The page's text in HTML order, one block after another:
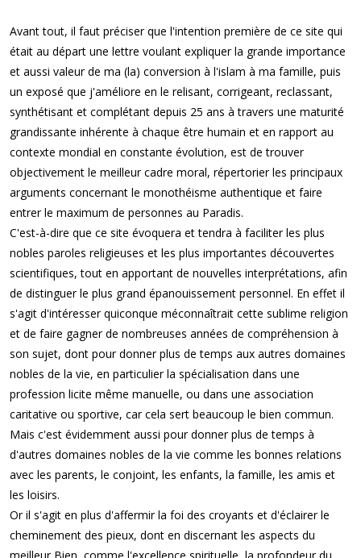
Avant tout, il faut préciser que l'intention première de ce site qui
était au départ une lettre voulant expliquer la grande importance
et aussi valeur de ma (la) conversion à l'islam à ma famille, puis
un exposé que j'améliore en le relisant, corrigeant, reclassant,
synthétisant et complétant depuis 25 ans à travers une maturité
grandissante inhérente à chaque être humain et en rapport au
contexte mondial en constante évolution, est de trouver
objectivement le meilleur cadre moral, répertorier les principaux
arguments concernant le monothéisme authentique et faire
entrer le maximum de personnes au Paradis.
C'est-à-dire que ce site évoquera et tendra à faciliter les plus
nobles paroles religieuses et les plus importantes découvertes
scientifiques, tout en apportant de nouvelles interprétations, afin
de distinguer le plus grand épanouissement personnel. En effet il
s'agit d'intéresser quiconque méconnaîtrait cette sublime religion
et de faire gagner de nombreuses années de compréhension à
son sujet, dont pour donner plus de temps aux autres domaines
nobles de la vie, en particulier la spécialisation dans une
profession licite même manuelle, ou dans une association
caritative ou sportive, car cela sert beaucoup le bien commun.
Mais c'est évidemment aussi pour donner plus de temps à
d'autres domaines nobles de la vie comme les bonnes relations
avec les parents, le conjoint, les enfants, la famille, les amis et
les loisirs.
Or il s'agit en plus d'affermir la foi des croyants et d'éclairer le
cheminement des pieux, dont en discernant les aspects du